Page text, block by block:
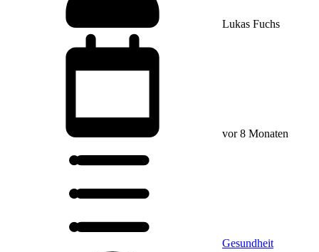
Lukas Fuchs
vor 8 Monaten
Gesundheit